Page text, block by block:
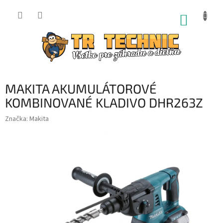
MAKITA AKUMULÁTOROVÉ
KOMBINOVANÉ KLADIVO DHR263Z
Značka: Makita